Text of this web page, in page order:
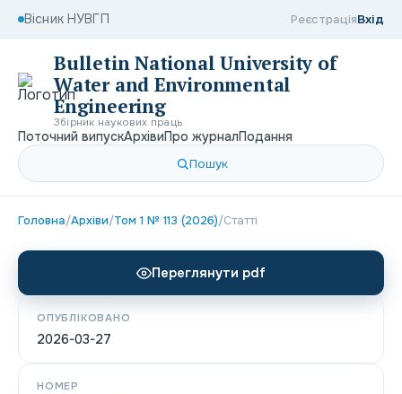
Вісник НУВГП РеєстраціяВхід
Bulletin National University of
Water and Environmental
Engineering
Збірник наукових праць
Поточний випускАрхівиПро журналПодання
Пошук
Головна/Архіви/Том 1 № 113 (2026)/Статті
Переглянути pdf
ОПУБЛІКОВАНО
2026-03-27
НОМЕР